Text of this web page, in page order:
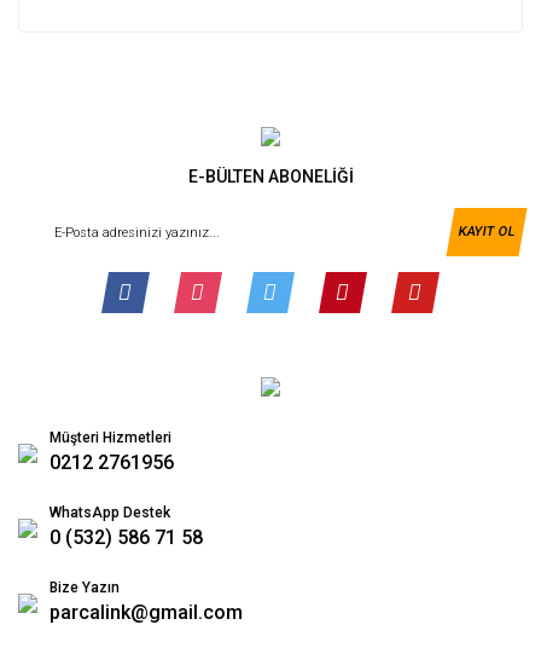
E-BÜLTEN ABONELİĞİ
KAYIT OL
Müşteri Hizmetleri
0212 2761956
WhatsApp Destek
0 (532) 586 71 58
Bize Yazın
parcalink@gmail.com